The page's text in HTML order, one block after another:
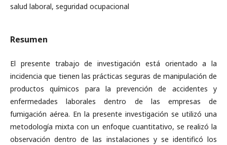
salud laboral, seguridad ocupacional
Resumen
El presente trabajo de investigación está orientado a la
incidencia que tienen las prácticas seguras de manipulación de
productos químicos para la prevención de accidentes y
enfermedades laborales dentro de las empresas de
fumigación aérea. En la presente investigación se utilizó una
metodología mixta con un enfoque cuantitativo, se realizó la
observación dentro de las instalaciones y se identificó los